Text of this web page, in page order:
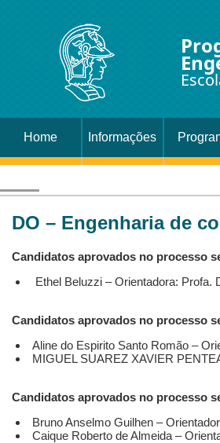
Home Informações
DO – Engenharia de
Candidatos aprovados no processo
Ethel Beluzzi – Orientadora: Profa.
Candidatos aprovados no processo
Aline do Espirito Santo Romão –
MIGUEL SUAREZ XAVIER
Candidatos aprovados no processo
Bruno Anselmo Guilhen –
Caique Roberto de Almeida –